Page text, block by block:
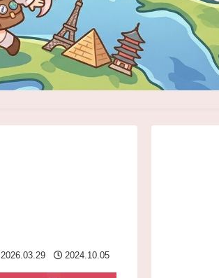
2026.03.29 2024.10.05